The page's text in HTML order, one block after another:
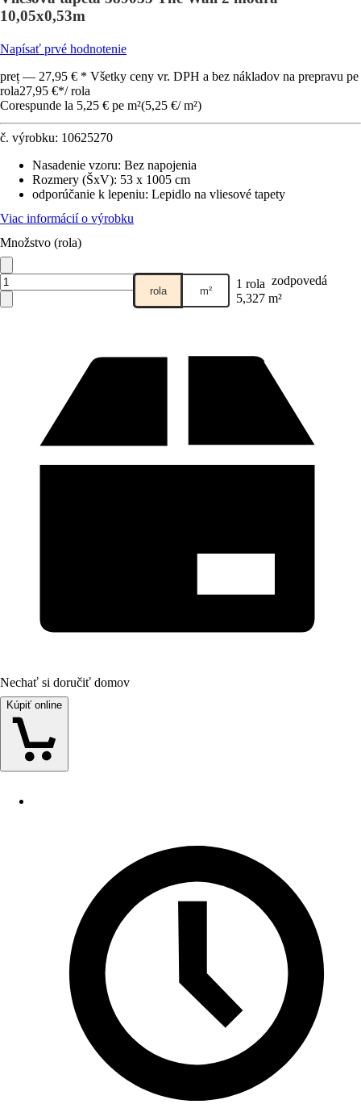
10,05x0,53m
Napísať prvé hodnotenie
preț — 27,95 € * Všetky ceny vr. DPH a bez nákladov na prepravu pe
rola27,95 €*/ rola
Corespunde la 5,25 € pe m²(5,25 €/ m²)
č. výrobku: 10625270
Nasadenie vzoru: Bez napojenia
Rozmery (ŠxV): 53 x 1005 cm
odporúčanie k lepeniu: Lepidlo na vliesové tapety
Viac informácií o výrobku
Množstvo (rola)
rola m² 1 rola zodpovedá
5,327 m²
Nechať si doručiť domov
Kúpiť online